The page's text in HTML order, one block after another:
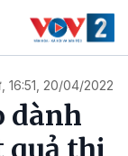
16:51, 20/04/2022
dành
quả thi